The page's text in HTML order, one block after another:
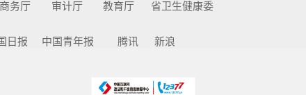
商务厅 审计厅 教育厅
省卫生健康委
日报 中国青年报 腾讯 新浪